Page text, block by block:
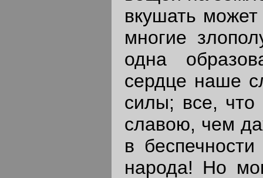
вкушать
многие
одна
сердце наше
силы; все,
славою, чем
в
народа! Но